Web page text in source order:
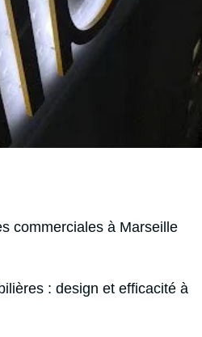
commerciales à Marseille
: design et efficacité à